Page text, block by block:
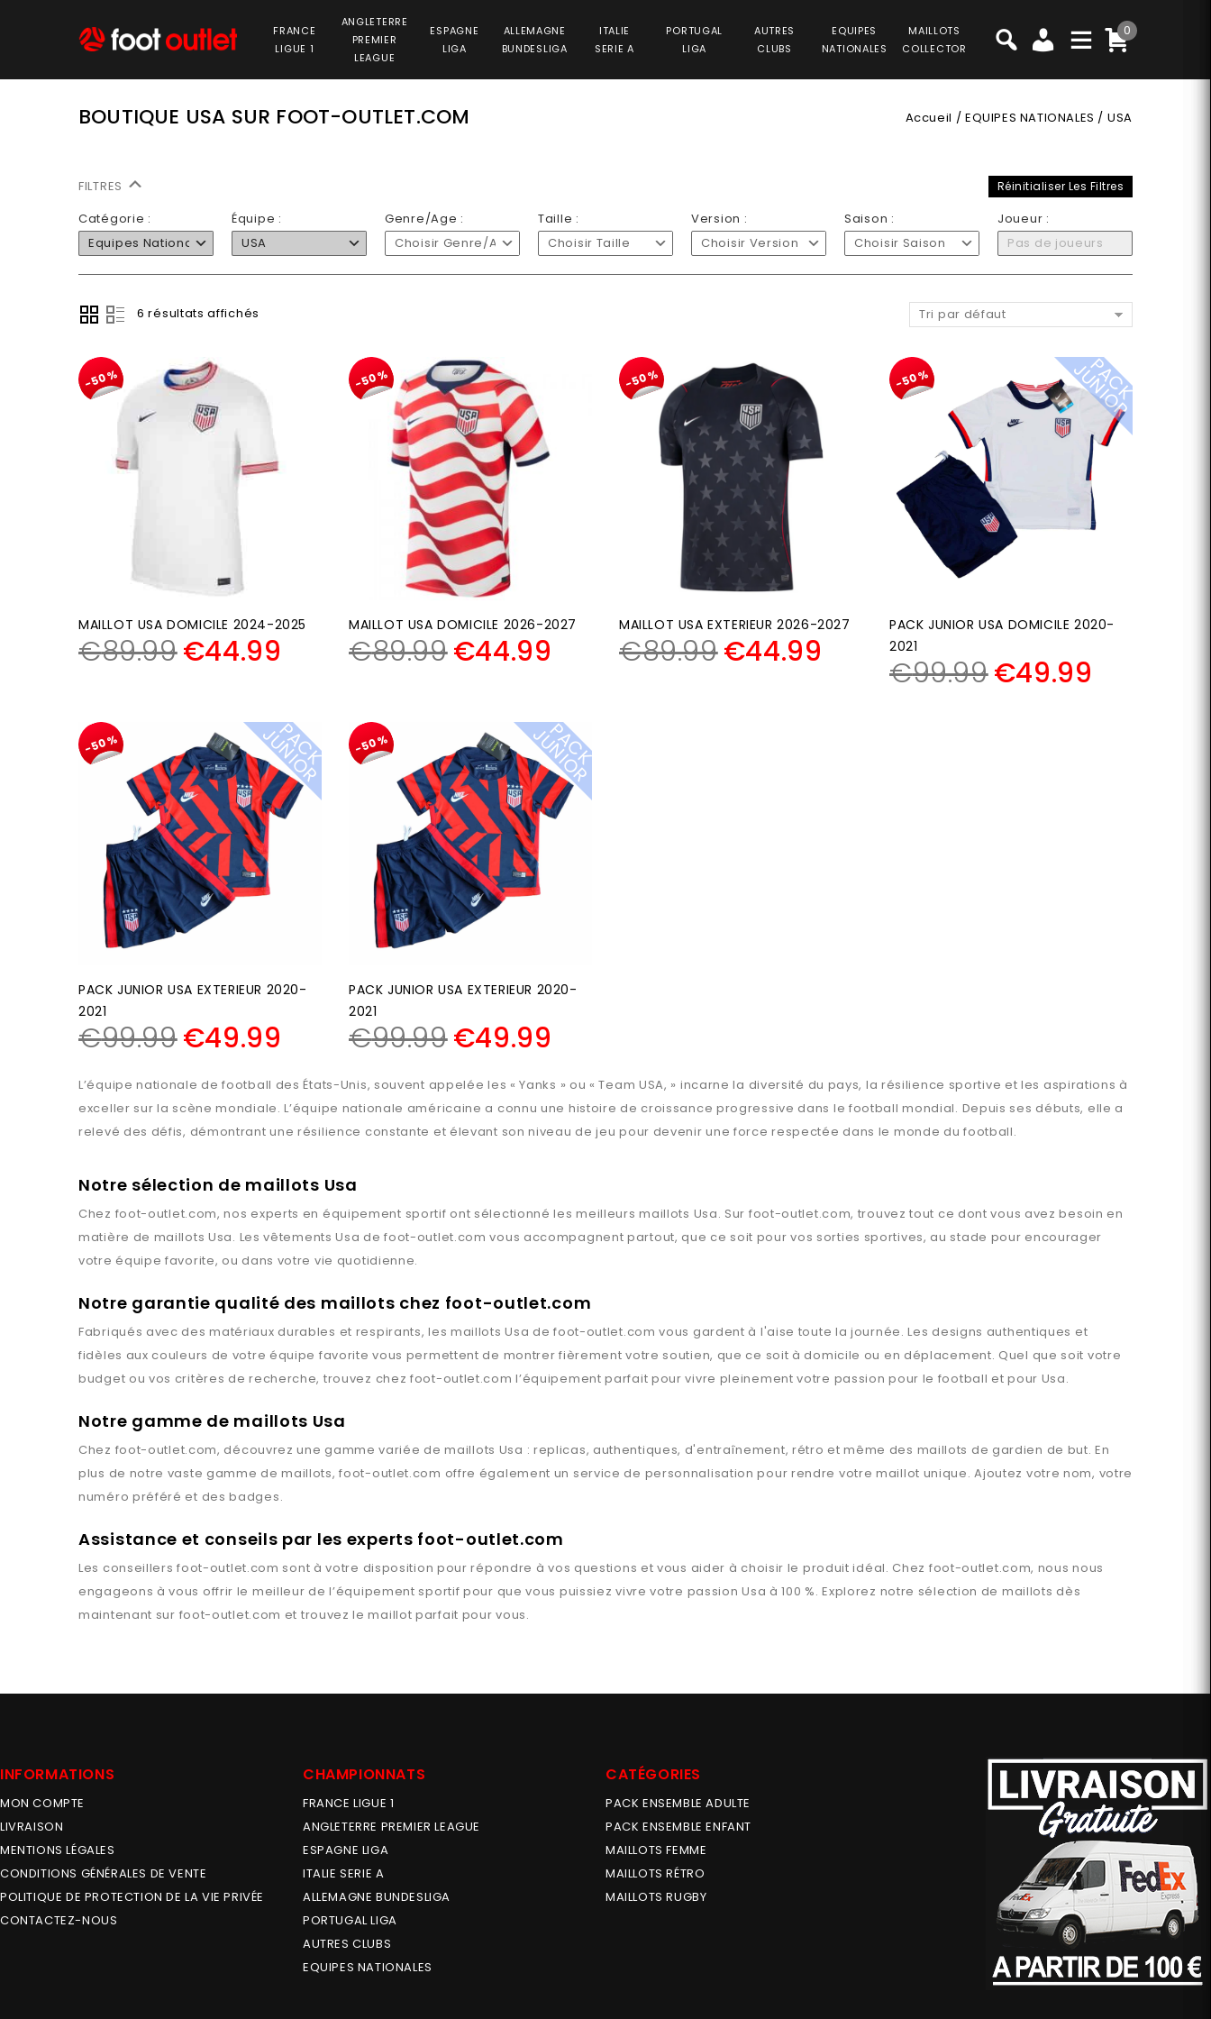
FRANCE
LIGUE 1
ANGLETERRE
PREMIER
LEAGUE
ESPAGNE
LIGA
ALLEMAGNE
BUNDESLIGA
ITALIE
SERIE A
PORTUGAL
LIGA
AUTRES
CLUBS
EQUIPES
NATIONALES
MAILLOTS
COLLECTOR
0
BOUTIQUE USA SUR FOOT-OUTLET.COM Accueil / EQUIPES NATIONALES / USA
FILTRES Réinitialiser Les Filtres
Catégorie :
Equipes Nationales
Équipe :
USA
Genre/Age :
Choisir Genre/Age
Taille :
Choisir Taille
Version :
Choisir Version
Saison :
Choisir Saison
Joueur :
Pas de joueurs
6 résultats affichés Tri par défaut
-50%
MAILLOT USA DOMICILE 2024-2025
€89.99€44.99
-50%
MAILLOT USA DOMICILE 2026-2027
€89.99€44.99
-50%
MAILLOT USA EXTERIEUR 2026-2027
€89.99€44.99
-50% P
A
C
K
J
U
N
I
O
R
PACK JUNIOR USA DOMICILE 2020-
2021
€99.99€49.99
-50% P
A
C
K
J
U
N
I
O
R
PACK JUNIOR USA EXTERIEUR 2020-
2021
€99.99€49.99
-50% P
A
C
K
J
U
N
I
O
R
PACK JUNIOR USA EXTERIEUR 2020-
2021
€99.99€49.99
L’équipe nationale de football des États-Unis, souvent appelée les « Yanks » ou « Team USA, » incarne la diversité du pays, la résilience sportive et les aspirations à
exceller sur la scène mondiale. L’équipe nationale américaine a connu une histoire de croissance progressive dans le football mondial. Depuis ses débuts, elle a
relevé des défis, démontrant une résilience constante et élevant son niveau de jeu pour devenir une force respectée dans le monde du football.
Notre sélection de maillots Usa
Chez foot-outlet.com, nos experts en équipement sportif ont sélectionné les meilleurs maillots Usa. Sur foot-outlet.com, trouvez tout ce dont vous avez besoin en
matière de maillots Usa. Les vêtementsUsa defoot-outlet.com vous accompagnent partout, que ce soit pour vos sorties sportives, au stade pour encourager
votre équipe favorite, ou dans votre vie quotidienne.
Notre garantie qualité des maillots chez foot-outlet.com
Fabriqués avec des matériaux durables et respirants, les maillotsUsa defoot-outlet.com vous gardent à l'aise toute la journée. Les designs authentiques et
fidèles aux couleurs de votre équipe favorite vous permettent de montrer fièrement votre soutien, que ce soit à domicile ou en déplacement. Quel que soit votre
budget ou vos critères de recherche, trouvez chezfoot-outlet.com l’équipement parfait pour vivre pleinement votre passion pour le football et pour Usa.
Notre gamme de maillots Usa
Chez foot-outlet.com, découvrez une gamme variée de maillots Usa : replicas, authentiques, d'entraînement, rétro et même des maillots de gardien de but. En
plus de notre vaste gamme de maillots,foot-outlet.com offre également un service de personnalisation pour rendre votre maillot unique. Ajoutez votre nom, votre
numéro préféré et des badges.
Assistance et conseils par les experts foot-outlet.com
Les conseillersfoot-outlet.com sont à votre disposition pour répondre à vos questions et vous aider à choisir le produit idéal. Chez foot-outlet.com, nous nous
engageons à vous offrir le meilleur de l’équipement sportif pour que vous puissiez vivre votre passionUsa à 100 %. Explorez notre sélection de maillots dès
maintenant sur foot-outlet.com et trouvez le maillot parfait pour vous.
INFORMATIONS
MON COMPTE
LIVRAISON
MENTIONS LÉGALES
CONDITIONS GÉNÉRALES DE VENTE
POLITIQUE DE PROTECTION DE LA VIE PRIVÉE
CONTACTEZ-NOUS
CHAMPIONNATS
FRANCE LIGUE 1
ANGLETERRE PREMIER LEAGUE
ESPAGNE LIGA
ITALIE SERIE A
ALLEMAGNE BUNDESLIGA
PORTUGAL LIGA
AUTRES CLUBS
EQUIPES NATIONALES
CATÉGORIES
PACK ENSEMBLE ADULTE
PACK ENSEMBLE ENFANT
MAILLOTS FEMME
MAILLOTS RÉTRO
MAILLOTS RUGBY